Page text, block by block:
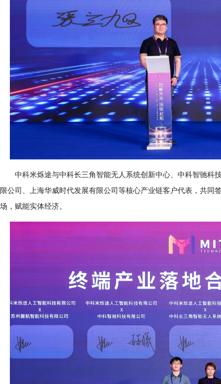
中科米烁途与中科长三角智能无人系统创新中心、中科智驰科
限公司、上海华威时代发展有限公司等核心产业链客户代表，共同
场，赋能实体经济。